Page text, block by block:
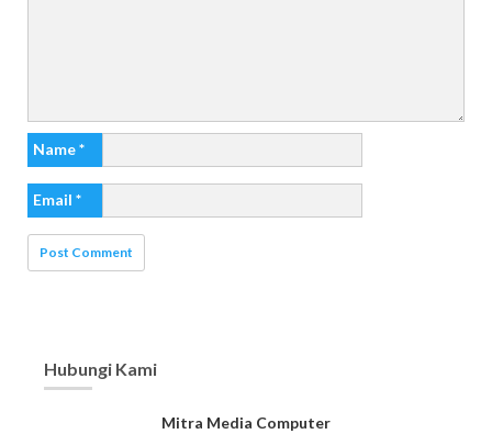
Name*
Email *
Hubungi Kami
Mitra Media Computer